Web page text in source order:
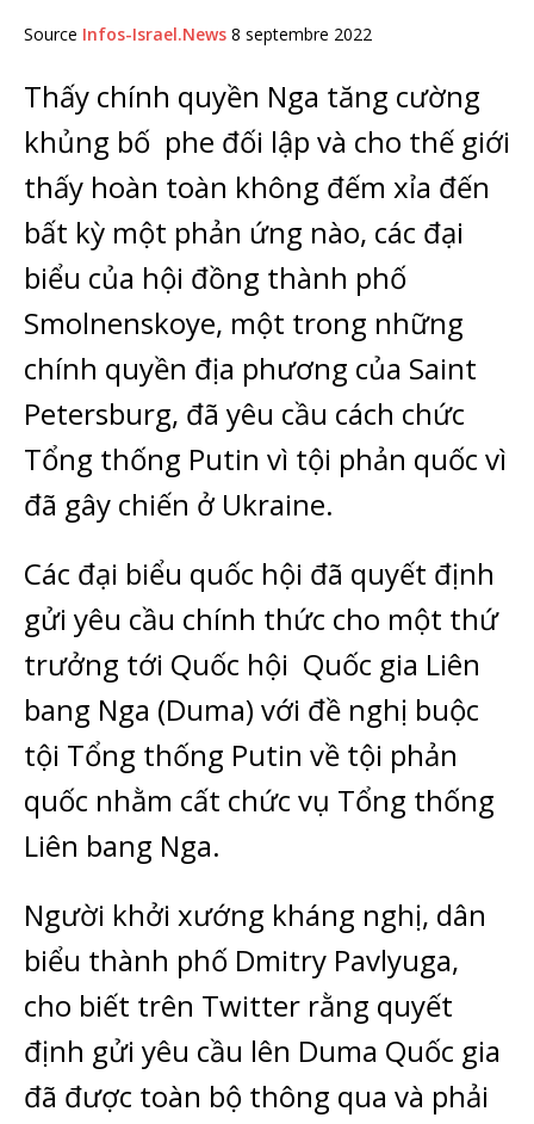
Source Infos-Israel.News 8 septembre 2022
Thấy chính quyền Nga tăng cường
khủng bố phe đối lập và cho thế giới
thấy hoàn toàn không đếm xỉa đến
bất kỳ một phản ứng nào, các đại
biểu của hội đồng thành phố
Smolnenskoye, một trong những
chính quyền địa phương của Saint
Petersburg, đã yêu cầu cách chức
Tổng thống Putin vì tội phản quốc vì
đã gây chiến ở Ukraine.
Các đại biểu quốc hội đã quyết định
gửi yêu cầu chính thức cho một thứ
trưởng tới Quốc hội Quốc gia Liên
bang Nga (Duma) với đề nghị buộc
tội Tổng thống Putin về tội phản
quốc nhằm cất chức vụ Tổng thống
Liên bang Nga.
Người khởi xướng kháng nghị, dân
biểu thành phố Dmitry Pavlyuga,
cho biết trên Twitter rằng quyết
định gửi yêu cầu lên Duma Quốc gia
đã được toàn bộ thông qua và phải